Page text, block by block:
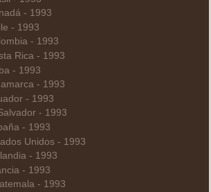
- 1993
- 1993
- 1993
Rica - 1993
- 1993
- 1993
- 1993
- 1993
- 1993
Unidos - 1993
- 1993
- 1993
- 1993